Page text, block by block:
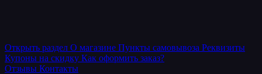
Открыть раздел О магазине Пункты самовывоза Реквизиты
Купоны на скидку Как оформить заказ?
Отзывы Контакты